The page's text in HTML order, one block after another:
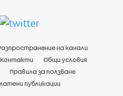
на канали
Контакти
Общи условия
Правила за ползване
публикации